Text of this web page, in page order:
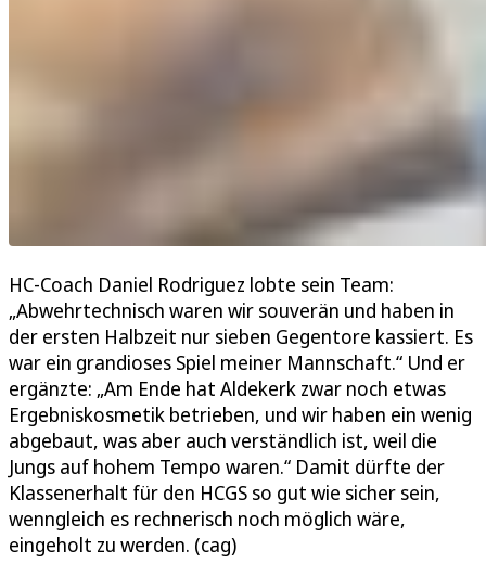
HC-Coach Daniel Rodriguez lobte sein Team:
„Abwehrtechnisch waren wir souverän und haben in
der ersten Halbzeit nur sieben Gegentore kassiert. Es
war ein grandioses Spiel meiner Mannschaft.“ Und er
ergänzte: „Am Ende hat Aldekerk zwar noch etwas
Ergebniskosmetik betrieben, und wir haben ein wenig
abgebaut, was aber auch verständlich ist, weil die
Jungs auf hohem Tempo waren.“ Damit dürfte der
Klassenerhalt für den HCGS so gut wie sicher sein,
wenngleich es rechnerisch noch möglich wäre,
eingeholt zu werden. (cag)